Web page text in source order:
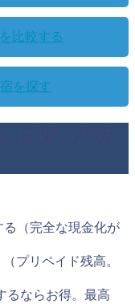
比較する
を探す
る（完全な現金化が
プリペイド残高。
るならお得。最高